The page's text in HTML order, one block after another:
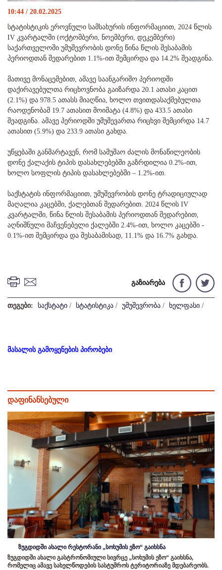
10:44 / 20.02.2025
სტატისტიკის ეროვნული სამსახურის ინფორმაციით, 2024 წლის
IV კვარტალში (ოქტომბერი, ნოემბერი, დეკემბერი)
საქართველოში უმუშევრობის დონე წინა წლის შესაბამის
პერიოდთან შედარებით 1.1%-ით შემცირდა და 14.2% შეადგინა.
მათივე მონაცემებით, ამავე საანგარიშო პერიოდში
დაქირავებულთა რიცხოვნობა გაიზარდა 20.1 ათასი კაცით
(2.1%) და 978.5 ათასს მიაღწია, ხოლო თვითდასაქმებულთა
რაოდენობამ 19.7 ათასით მოიმატა (4.8%) და 433.5 ათასი
შეადგინა. ამავე პერიოდში უმუშევართა რიცხვი შემცირდა 14.7
ათასით (5.9%) და 233.9 ათასი გახდა.
უწყებაში განმარტავენ, რომ სამუშაო ძალის მონაწილეობის
დონე ქალაქის ტიპის დასახლებებში გაზრდილია 0.2%-ით,
ხოლო სოფლის ტიპის დასახლებებში – 1.2%-ით.
საქსტატის ინფორმაციით, უმუშევრობის დონე ტრადიციულად
მაღალია კაცებში, ქალებთან შედარებით. 2024 წლის IV
კვარტალში, წინა წლის შესაბამის პერიოდთან შედარებით,
აღნიშნული მაჩვენებელი ქალებში 2.4%-ით, ხოლო კაცებში -
0.1%-ით შემცირდა და შესაბამისად, 11.1% და 16.7% გახდა.
გაზიარება
თეგები: საქსტატი / სტატისტიკა / უმუშევრობა / ხელფასი /
მასალის გამოყენების პირობები
დაფინანსებული
ზუგდიდში ახალი რესტორანი „სოხუმის ეზო“ გაიხსნა
ზუგდიდში ახალი გასტრონომიული სივრცე „სოხუმის ეზო“ გაიხსნა,
რომელიც ამავე სახელწოდების სასტუმროს ტერიტორიაზე მდებარეობს.